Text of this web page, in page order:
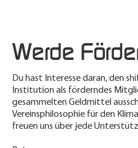
Werde
Du hast Interesse daran, den
Institution als förderndes
gesammelten Geldmittel
Vereinsphilosophie für den
freuen uns über jede